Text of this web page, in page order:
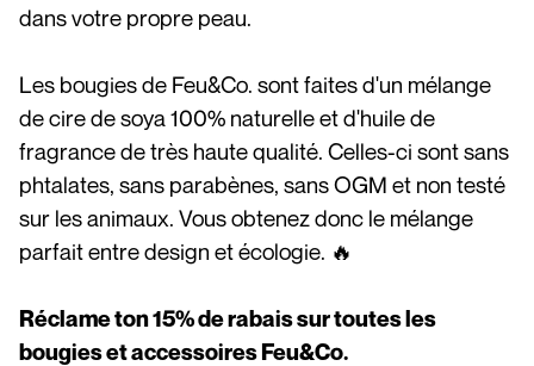
dans votre propre peau.
Les bougies de Feu&Co. sont faites d'un mélange
de cire de soya 100% naturelle et d'huile de
fragrance de très haute qualité. Celles-ci sont sans
phtalates, sans parabènes, sans OGM et non testé
sur les animaux. Vous obtenez donc le mélange
parfait entre design et écologie. 🔥
Réclame ton 15% de rabais sur toutes les
bougies et accessoires Feu&Co.